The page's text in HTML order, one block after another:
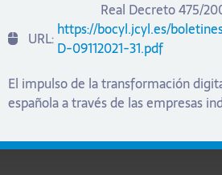
Real Decreto 475/
URL:https://bocyl.jcyl.es/
D-09112021-31.pdf
El impulso de la transformación
española a través de las empresas